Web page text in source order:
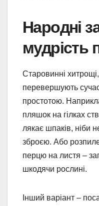
Народні
мудрість
Старовинні
перевершують
простотою.
пляшок на гілках
лякає шпаків, ніби
зброєю. Або
перцю на листя –
шкодячи рослині.
Інший варіант –